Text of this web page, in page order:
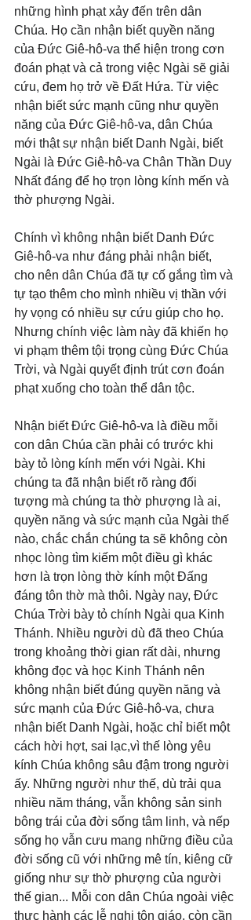
những hình phạt xảy đến trên dân
Chúa. Họ cần nhận biết quyền năng
của Đức Giê-hô-va thể hiện trong cơn
đoán phạt và cả trong việc Ngài sẽ giải
cứu, đem họ trở về Đất Hứa. Từ việc
nhận biết sức mạnh cũng như quyền
năng của Đức Giê-hô-va, dân Chúa
mới thật sự nhận biết Danh Ngài, biết
Ngài là Đức Giê-hô-va Chân Thần Duy
Nhất đáng để họ trọn lòng kính mến và
thờ phượng Ngài.
Chính vì không nhận biết Danh Đức
Giê-hô-va như đáng phải nhận biết,
cho nên dân Chúa đã tự cố gắng tìm và
tự tạo thêm cho mình nhiều vị thần với
hy vọng có nhiều sự cứu giúp cho họ.
Nhưng chính việc làm này đã khiến họ
vi phạm thêm tội trọng cùng Đức Chúa
Trời, và Ngài quyết định trút cơn đoán
phạt xuống cho toàn thể dân tộc.
Nhận biết Đức Giê-hô-va là điều mỗi
con dân Chúa cần phải có trước khi
bày tỏ lòng kính mến với Ngài. Khi
chúng ta đã nhận biết rõ ràng đối
tượng mà chúng ta thờ phượng là ai,
quyền năng và sức mạnh của Ngài thế
nào, chắc chắn chúng ta sẽ không còn
nhọc lòng tìm kiếm một điều gì khác
hơn là trọn lòng thờ kính một Đấng
đáng tôn thờ mà thôi. Ngày nay, Đức
Chúa Trời bày tỏ chính Ngài qua Kinh
Thánh. Nhiều người dù đã theo Chúa
trong khoảng thời gian rất dài, nhưng
không đọc và học Kinh Thánh nên
không nhận biết đúng quyền năng và
sức mạnh của Đức Giê-hô-va, chưa
nhận biết Danh Ngài, hoặc chỉ biết một
cách hời hợt, sai lạc,vì thế lòng yêu
kính Chúa không sâu đậm trong người
ấy. Những người như thế, dù trải qua
nhiều năm tháng, vẫn không sản sinh
bông trái của đời sống tâm linh, và nếp
sống họ vẫn cưu mang những điều của
đời sống cũ với những mê tín, kiêng cữ
giống như sự thờ phượng của người
thế gian... Mỗi con dân Chúa ngoài việc
thực hành các lễ nghi tôn giáo, còn cần